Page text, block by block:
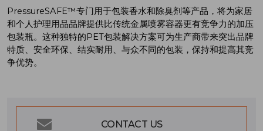
PressureSAFE™专门用于包装香水和除臭剂等产品，将为家居
和个人护理用品品牌提供比传统金属喷雾容器更有竞争力的加压
包装瓶。这种独特的PET包装解决方案可为生产商带来突出品牌
特质、安全环保、结实耐用、与众不同的包装，保持和提高其竞
争优势。
CONTACT US